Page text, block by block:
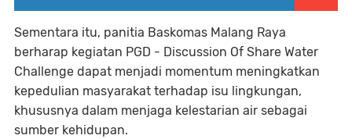
Sementara itu, panitia Baskomas Malang Raya
berharap kegiatan PGD - Discussion Of Share Water
Challenge dapat menjadi momentum meningkatkan
kepedulian masyarakat terhadap isu lingkungan,
khususnya dalam menjaga kelestarian air sebagai
sumber kehidupan.